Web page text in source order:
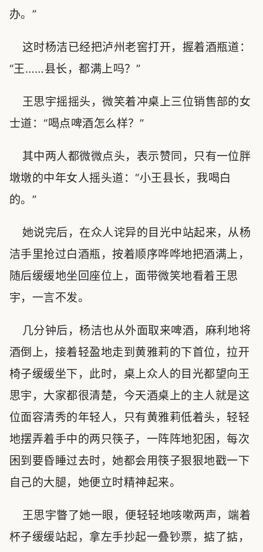
办。”
这时杨洁已经把泸州老窖打开，握着酒瓶道：
“王……县长，都满上吗？”
王思宇摇摇头，微笑着冲桌上三位销售部的女
士道：“喝点啤酒怎么样？”
其中两人都微微点头，表示赞同，只有一位胖
墩墩的中年女人摇头道：“小王县长，我喝白
的。”
她说完后，在众人诧异的目光中站起来，从杨
洁手里抢过白酒瓶，按着顺序哗哗地把酒满上，
随后缓缓地坐回座位上，面带微笑地看着王思
宇，一言不发。
几分钟后，杨洁也从外面取来啤酒，麻利地将
酒倒上，接着轻盈地走到黄雅莉的下首位，拉开
椅子缓缓坐下，此时，桌上众人的目光都望向王
思宇，大家都很清楚，今天酒桌上的主人就是这
位面容清秀的年轻人，只有黄雅莉低着头，轻轻
地摆弄着手中的两只筷子，一阵阵地犯困，每次
困到要昏睡过去时，她都会用筷子狠狠地戳一下
自己的大腿，她便立时精神起来。
王思宇瞥了她一眼，便轻轻地咳嗽两声，端着
杯子缓缓站起，拿左手抄起一叠钞票，掂了掂，